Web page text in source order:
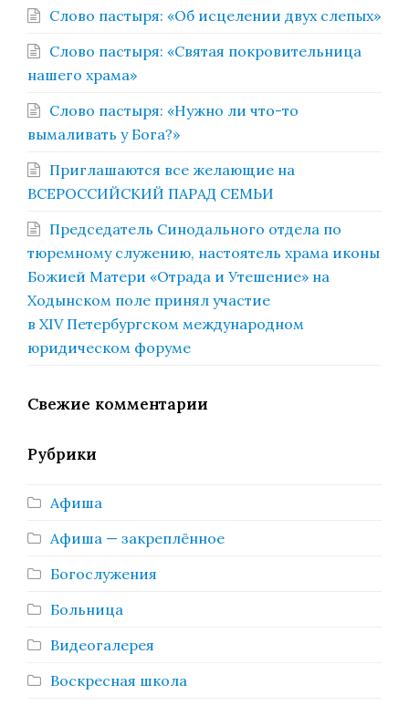
Слово пастыря: «Об исцелении двух слепых»
Слово пастыря: «Святая покровительница
нашего храма»
Слово пастыря: «Нужно ли что-то
вымаливать у Бога?»
Приглашаются все желающие на
ВСЕРОССИЙСКИЙ ПАРАД СЕМЬИ
Председатель Синодального отдела по
тюремному служению, настоятель храма иконы
Божией Матери «Отрада и Утешение» на
Ходынском поле принял участие
в XIV Петербургском международном
юридическом форуме
Свежие комментарии
Рубрики
Афиша
Афиша — закреплённое
Богослужения
Больница
Видеогалерея
Воскресная школа